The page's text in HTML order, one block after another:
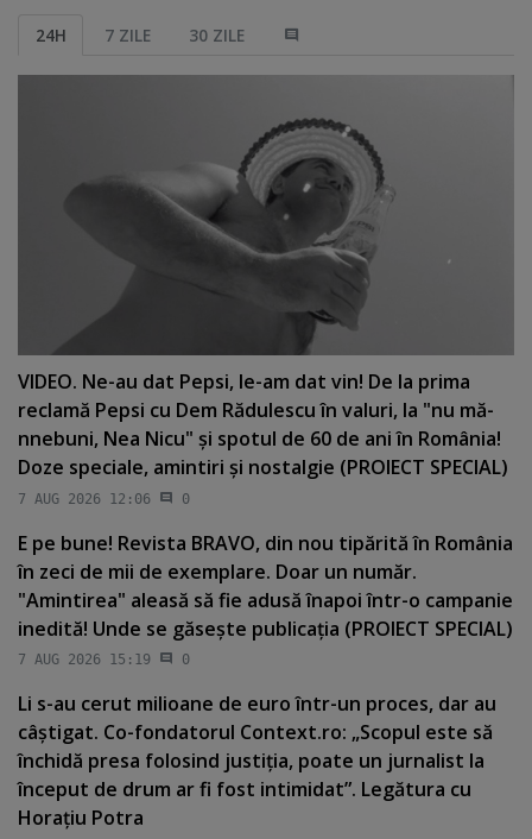
24H 7 ZILE 30 ZILE
VIDEO. Ne-au dat Pepsi, le-am dat vin! De la prima
reclamă Pepsi cu Dem Rădulescu în valuri, la "nu mă-
nnebuni, Nea Nicu" şi spotul de 60 de ani în România!
Doze speciale, amintiri şi nostalgie (PROIECT SPECIAL)
7 AUG 2026 12:06 0
E pe bune! Revista BRAVO, din nou tipărită în România
în zeci de mii de exemplare. Doar un număr.
"Amintirea" aleasă să fie adusă înapoi într-o campanie
inedită! Unde se găseşte publicaţia (PROIECT SPECIAL)
7 AUG 2026 15:19 0
Li s-au cerut milioane de euro într-un proces, dar au
câştigat. Co-fondatorul Context.ro: „Scopul este să
închidă presa folosind justiţia, poate un jurnalist la
început de drum ar fi fost intimidat”. Legătura cu
Horaţiu Potra